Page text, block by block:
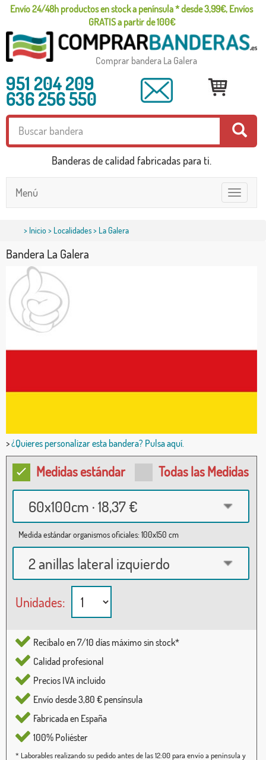
Envío 24/48h productos en stock a península * desde 3,99€, Envíos
GRATIS a partir de 100€
Comprar bandera La Galera
951 204 209
636 256 550
Banderas de calidad fabricadas para ti.
Toggle
navigation
Menú
> Inicio> Localidades> La Galera
Bandera La Galera
>¿Quieres personalizar esta bandera? Pulsa aquí.
Medidas estándar Todas las Medidas
60x100cm · 18,37 €
Medida estándar organismos oficiales: 100x150 cm
2 anillas lateral izquierdo
Unidades:
Recíbalo en 7/10 días máximo sin stock*
Calidad profesional
Precios IVA incluido
Envío desde 3,80 € pensínsula
Fabricada en España
100% Poliéster
* Laborables realizando su pedido antes de las 12:00 para envío a península y